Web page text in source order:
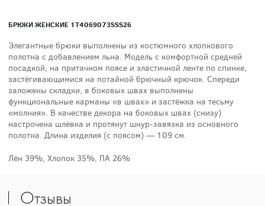
БРЮКИ ЖЕНСКИЕ 1T4069073SSS26
Элегантные брюки выполнены из костюмного хлопкового
полотна с добавлением льна. Модель с комфортной средней
посадкой, на притачном поясе и эластичной ленте по спинке,
застёгивающимися на потайной брючный крючок. Спереди
заложены складки, в боковых швах выполнены
функциональные карманы «в швах» и застёжка на тесьму
«молния». В качестве декора на боковых швах (снизу)
настрочена шлёвка и протянут шнур-завязка из основного
полотна. Длина изделия (с поясом) — 109 см.
Лён 39%, Хлопок 35%, ПА 26%
Отзывы